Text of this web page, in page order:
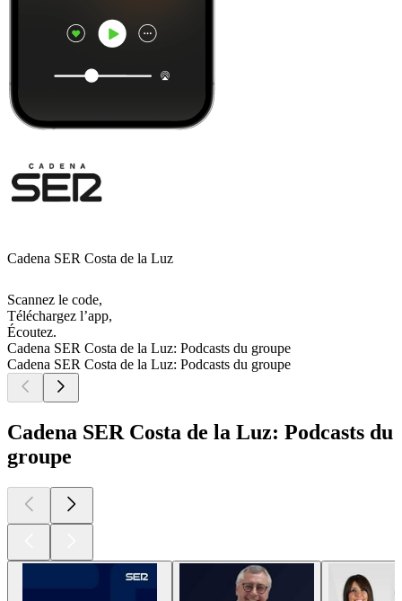
Cadena SER Costa de la Luz
Scannez le code,
Téléchargez l’app,
Écoutez.
Cadena SER Costa de la Luz: Podcasts du groupe
Cadena SER Costa de la Luz: Podcasts du groupe
Cadena SER Costa de la Luz: Podcasts du
groupe